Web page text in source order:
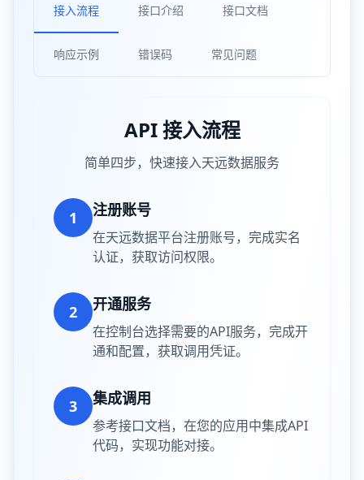
接入流程 接口介绍 接口文档
响应示例 错误码 常见问题
API 接入流程
简单四步，快速接入天远数据服务
1 注册账号
在天远数据平台注册账号，完成实名
认证，获取访问权限。
2 开通服务
在控制台选择需要的API服务，完成开
通和配置，获取调用凭证。
3 集成调用
参考接口文档，在您的应用中集成API
代码，实现功能对接。